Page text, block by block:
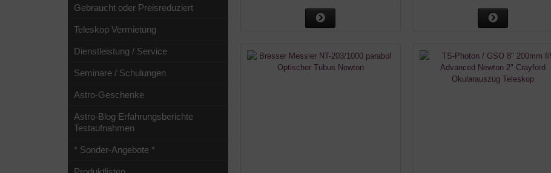
Gebraucht oder Preisreduziert
Teleskop Vermietung
Dienstleistung / Service
Seminare / Schulungen
Astro-Geschenke
Astro-Blog Erfahrungsberichte
Testaufnahmen
* Sonder-Angebote *